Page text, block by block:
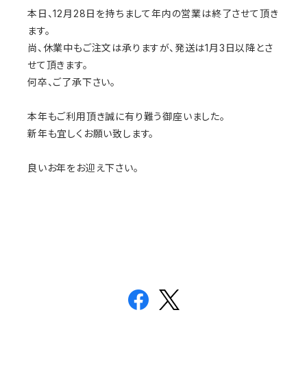
本日、12月28日を持ちまして年内の営業は終了させて頂き
ます。
尚、休業中もご注文は承りますが、発送は1月3日以降とさ
せて頂きます。
何卒、ご了承下さい。
本年もご利用頂き誠に有り難う御座いました。
新年も宜しくお願い致します。
良いお年をお迎え下さい。